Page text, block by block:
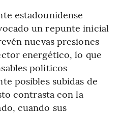
estadounidense
un repunte inicial
nuevas presiones
energético, lo que
políticos
posibles subidas de
contrasta con la
cuando sus